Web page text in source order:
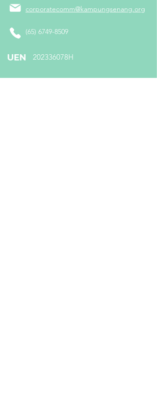
corporatecomm@kampungsenang.org
(65) 6749-8509
​202336078H